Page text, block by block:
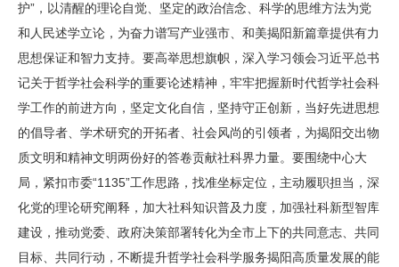
护”，以清醒的理论自觉、坚定的政治信念、科学的思维方法为党
和人民述学立论，为奋力谱写产业强市、和美揭阳新篇章提供有力
思想保证和智力支持。要高举思想旗帜，深入学习领会习近平总书
记关于哲学社会科学的重要论述精神，牢牢把握新时代哲学社会科
学工作的前进方向，坚定文化自信，坚持守正创新，当好先进思想
的倡导者、学术研究的开拓者、社会风尚的引领者，为揭阳交出物
质文明和精神文明两份好的答卷贡献社科界力量。要围绕中心大
局，紧扣市委“1135”工作思路，找准坐标定位，主动履职担当，深
化党的理论研究阐释，加大社科知识普及力度，加强社科新型智库
建设，推动党委、政府决策部署转化为全市上下的共同意志、共同
目标、共同行动，不断提升哲学社会科学服务揭阳高质量发展的能